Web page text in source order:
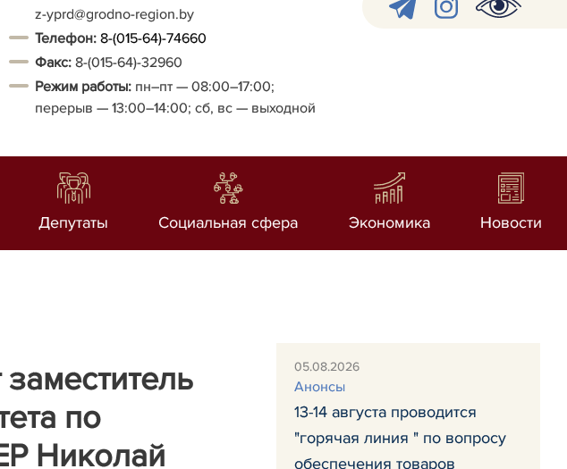
z-yprd@grodno-region.by
Телефон: 8-(015-64)-74660
Факс: 8-(015-64)-32960
Режим работы: пн–пт — 08:00–17:00;
перерыв — 13:00–14:00; сб, вс — выходной
Депутаты Социальная сфера Экономика Новости
по
Николай
05.08.2026
Анонсы
13-14 августа проводится
"горячая линия " по вопросу
обеспечения товаров